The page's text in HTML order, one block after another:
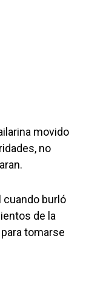
movido
no
cuando burló
de la
tomarse